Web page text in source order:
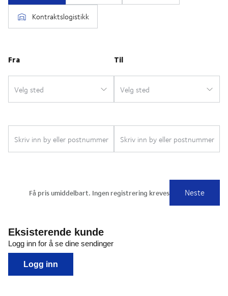
Eksisterende kunde
Logg inn for å se dine sendinger
Logg inn